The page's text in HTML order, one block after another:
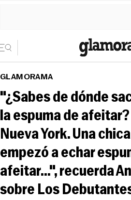
GLAMORAMA
"¿Sabes de dónde
la espuma de afeitar?
Nueva York. Una
empezó a echar
afeitar...", recuerda
sobre Los